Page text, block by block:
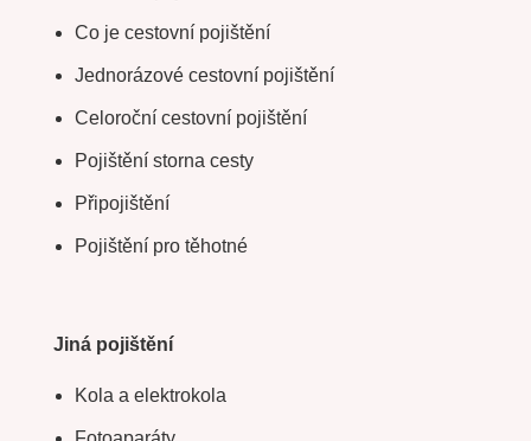
Co je cestovní pojištění
Jednorázové cestovní pojištění
Celoroční cestovní pojištění
Pojištění storna cesty
Připojištění
Pojištění pro těhotné
Jiná pojištění
Kola a elektrokola